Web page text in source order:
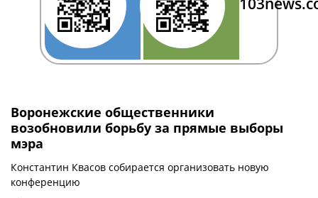
Воронежские общественники
возобновили борьбу за прямые выборы
мэра
Константин Квасов собирается организовать новую
конференцию